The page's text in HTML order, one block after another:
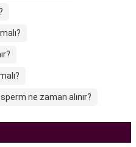
ne zaman alınır?